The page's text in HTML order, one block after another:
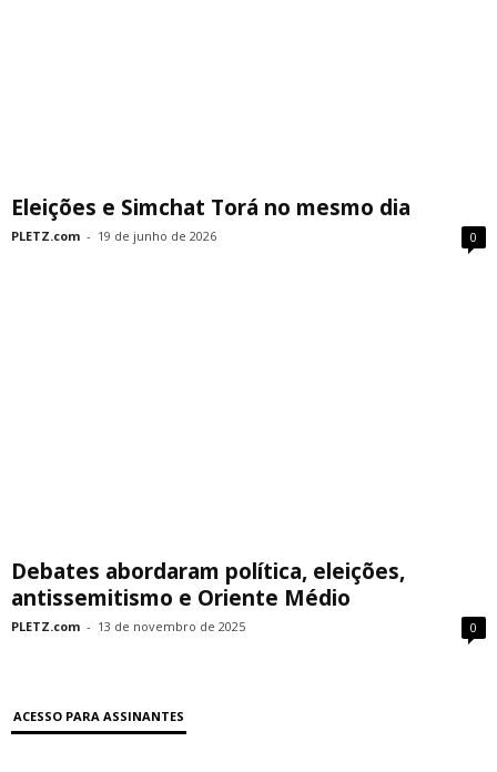
Eleições e Simchat Torá no mesmo dia
PLETZ.com - 19 de junho de 2026 0
Debates abordaram política, eleições,
antissemitismo e Oriente Médio
PLETZ.com - 13 de novembro de 2025 0
ACESSO PARA ASSINANTES